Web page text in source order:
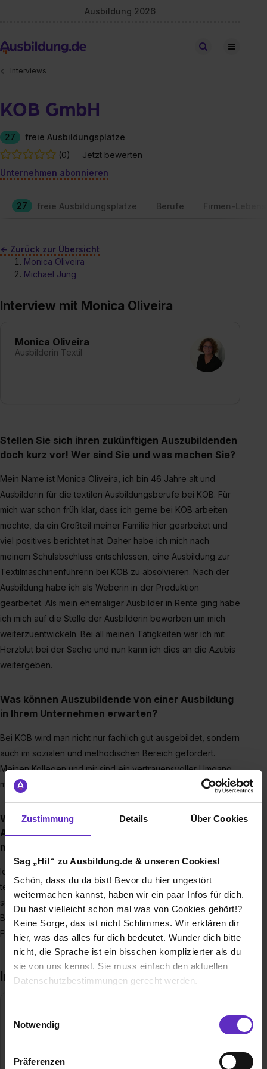
Zustimmung Details Über Cookies
Sag „Hi!“ zu Ausbildung.de & unseren Cookies!
Schön, dass du da bist! Bevor du hier ungestört
weitermachen kannst, haben wir ein paar Infos für dich.
Du hast vielleicht schon mal was von Cookies gehört!?
Keine Sorge, das ist nicht Schlimmes. Wir erklären dir
hier, was das alles für dich bedeutet. Wunder dich bitte
nicht, die Sprache ist ein bisschen komplizierter als du
sie von uns kennst. Sie muss einfach den aktuellen
Datenschutzbestimmungen gerecht werden.
Benutzung der Webseite getroffenen Einstellungen zu
Notwendig
Präferenzen
Ausbildung 2026
Stellen finden
Interviews
KOB GmbH
27
freie Ausbildungsplätze
(0)
Jetzt bewerten
Unternehmen abonnieren
27 freie Ausbildungsplätze Berufe Firmen-
<- Zurück zur Übersicht
Monica Oliveira
Michael Jung
Interview mit Monica Oliveira
Monica Oliveira
Ausbilderin Textil
Stellen Sie sich ihren zukünftigen Auszubildenden
doch kurz vor! Wer sind Sie und was machen Sie?
Mein Name ist Monica Oliveira, ich bin 46 Jahre alt und
Ausbilderin für die textilen Ausbildungsberufe bei KOB. Für
mich war schon früh klar, dass ich gerne bei KOB arbeiten
möchte, da ein Großteil meiner Familie hier gearbeitet und
viel positives berichtet hat. Daher habe ich mich nach
meinem Schulabschluss entschlossen, eine Ausbildung zur
Textilmaschinenführerin bei KOB zu absolvieren. Nach der
Ausbildung habe ich als Weberin in der Produktion
gearbeitet. Als mein ehemaliger Ausbilder in Rente ging habe
ich mich auf die Stelle der Ausbilderin beworben um mich
weiterzuentwickeln. Bei all meinen Tätigkeiten war ich mit
Herzblut bei der Sache und nun kann ich dies an die Azubis
weitergeben.
Was können Auszubildende von einer Ausbildung
in Ihrem Unternehmen erwarten?
Bei KOB wird man nicht nur fachlich gut ausgebildet, sondern
auch im sozialen und methodischen Bereich gefördert.
Meinen Kollegen und mir sind ein vertrauensvoller Umgang
mit den Azubis und ein gutes Teamgefüge wichtig.
Wenn Sie nochmal wählen könnten: Welche
Ausbildung in Ihrem Betrieb würden Sie persönlich
machen?
Ich würde nochmal eine textile Ausbildung absolvieren. Die
textile Ausbildung scheint eine Tradition in meiner Familie zu
sein, denn viele meiner Verwandten arbeiten in diesem
Bereich. Auch nach 31 Jahren bin ich immer noch Feuer und
Flamme für Textilien.
Interview mit Michael Jung
Ausbilder Metall/Elektro